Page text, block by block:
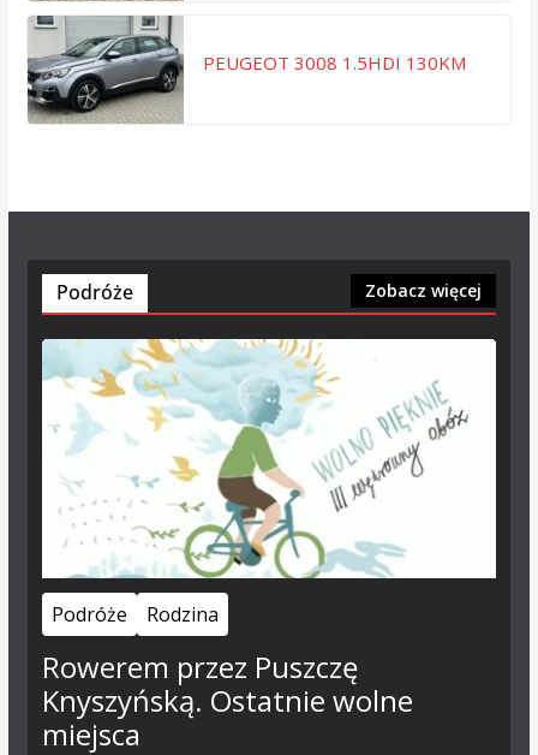
PEUGEOT 3008 1.5HDI 130KM
Podróże Zobacz więcej
Podróże Rodzina
Rowerem przez Puszczę
Knyszyńską. Ostatnie wolne
miejsca